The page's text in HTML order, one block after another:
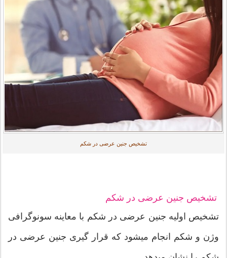
تشخیص جنین عرضی در شکم
تشخیص جنین عرضی در شکم
تشخیص اولیه جنین عرضی در شکم با معاینه سونوگرافی
وژن و شکم انجام میشود که قرار گیری جنین عرضی در